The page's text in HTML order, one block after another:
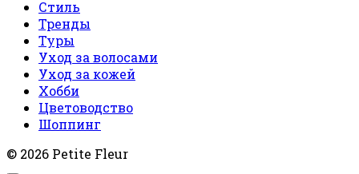
Стиль
Тренды
Туры
Уход за волосами
Уход за кожей
Хобби
Цветоводство
Шоппинг
© 2026 Petite Fleur